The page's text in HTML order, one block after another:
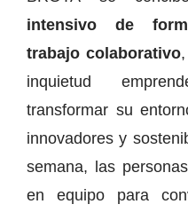
intensivo de
trabajo colaborativo
inquietud
transformar su
innovadores y
semana, las
en equipo para